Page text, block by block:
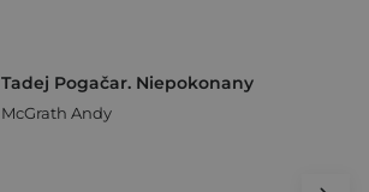
Tadej Pogačar. Niepokonany
McGrath Andy